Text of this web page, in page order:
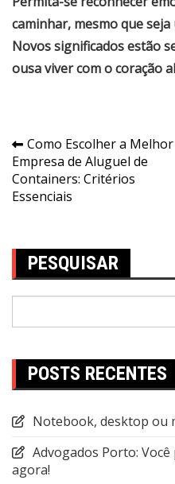
caminhar, mesmo que seja
Novos significados estão
ousa viver com o coração
Navegação
de
Post
Como Escolher a Melhor
Empresa de Aluguel de
Containers: Critérios
Essenciais
PESQUISAR
POSTS RECENTES
Notebook, desktop ou
Advogados Porto:
agora!